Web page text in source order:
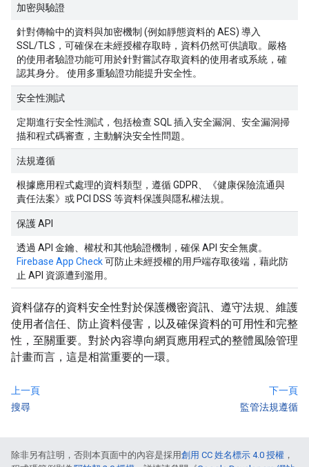
加密與驗證
針對傳輸中的資料與加密機制 (例如靜態資料的 AES) 導入
SSL/TLS，可確保在未經授權存取時，資料仍然可供讀取。嚴格
的使用者驗證功能可用於針對嘗試存取資料的使用者或系統，確
認其身分。 使用多重驗證功能提升安全性。
安全性測試
定期進行安全性測試，包括檢查 SQL 插入安全漏洞、安全漏洞掃
描和程式碼審查，主動解決安全性問題。
法規遵循
根據應用程式處理的資料類型，遵循 GDPR、《健康保險流通與
責任法案》或 PCI DSS 等資料保護與隱私權法規。
保護 API
透過 API 金鑰、權杖和其他驗證機制，確保 API 安全無虞。
Firebase App Check可防止未經授權的用戶端存取後端，藉此防
止 API 資源遭到濫用。
資料儲存的資料安全性對於保護機密資訊、遵守法規、維護
使用者信任、防止資料侵害，以及確保資料的可用性和完整
性，至關重要。對於內容導向網頁應用程式的整體風險管理
計畫而言，這是相當重要的一環。
上一頁
搜尋
下一頁
監管法規遵循
除非另有註明，否則本頁面中的內容是採用創用 CC 姓名標示 4.0 授權 ，